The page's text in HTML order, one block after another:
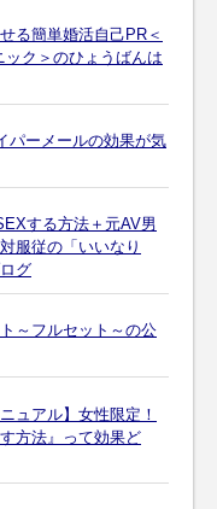
る簡単婚活自己PR＜
ク＞のひょうばんは
パーメールの効果が気
する方法＋元AV男
服従の「いいなり
グ
～フルセット～の公
ュアル】女性限定！
方法』って効果ど